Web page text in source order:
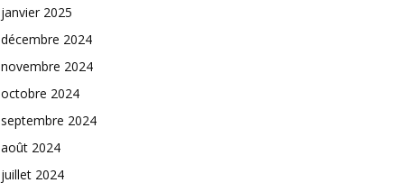
janvier 2025
décembre 2024
novembre 2024
octobre 2024
septembre 2024
août 2024
juillet 2024